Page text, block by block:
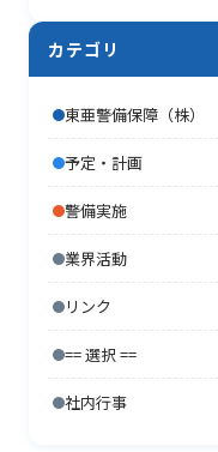
2014年1月
2013年2月
2013年1月
2012年4月
2012年2月
2012年1月
2011年5月
2011年4月
2011年3月
2011年1月
2010年6月
2010年4月
2010年3月
2010年2月
2010年1月
2009年7月
2009年5月
2009年3月
2009年2月
2009年1月
2008年8月
2008年7月
2008年6月
2008年5月
2008年4月
2008年3月
2008年2月
2008年1月
2007年9月
2007年8月
2007年7月
2007年6月
2007年5月
2007年4月
2007年3月
2007年2月
2006年11月
2006年9月
2006年8月
2006年7月
2006年6月
2006年5月
2006年4月
2005年12月
2005年11月
2005年10月
2005年8月
2005年7月
2005年6月
2005年5月
カテゴリ
東亜警備保障（株）
予定・計画
警備実施
業界活動
リンク
== 選択 ==
社内行事